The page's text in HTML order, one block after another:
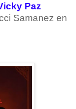
Paz
Samanez en